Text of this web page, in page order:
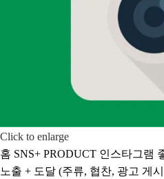
Click to enlarge
홈 SNS+ PRODUCT 인스타그램
노출 + 도달 (주류, 협찬, 광고 게